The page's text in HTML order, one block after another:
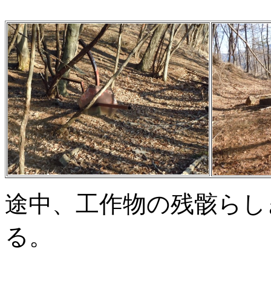
途中、工作物の残骸ら
る。